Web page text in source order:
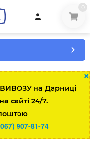
×
на Дарниці
сайті 24/7.
907-81-74